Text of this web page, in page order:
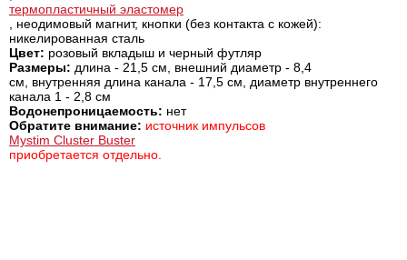
термопластичный эластомер
, неодимовый магнит, кнопки (без контакта с кожей):
никелированная сталь
Цвет: розовый вкладыш и черный футляр
Размеры: длина - 21,5 см, внешний диаметр - 8,4
см, внутренняя длина канала - 17,5 см, диаметр внутреннего
канала 1 - 2,8 см
Водонепроницаемость: нет
Обратите внимание: источник импульсов
Mystim Cluster Buster
приобретается отдельно.